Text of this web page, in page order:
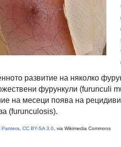
развитие на няколко
фурункули (furunculi
на месеци поява на
(furunculosis).
Pantera CC BY-SA 3.0 , via Wikimedia Commons